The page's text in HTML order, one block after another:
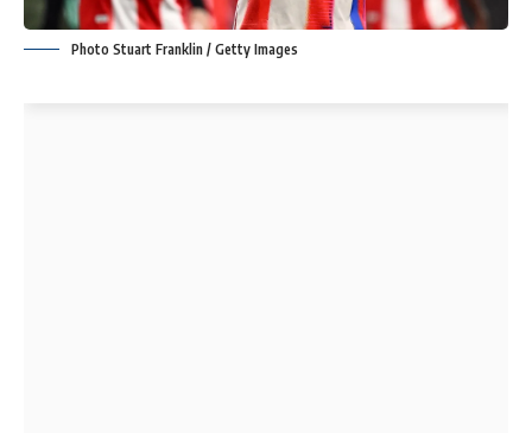
Photo Stuart Franklin / Getty Images